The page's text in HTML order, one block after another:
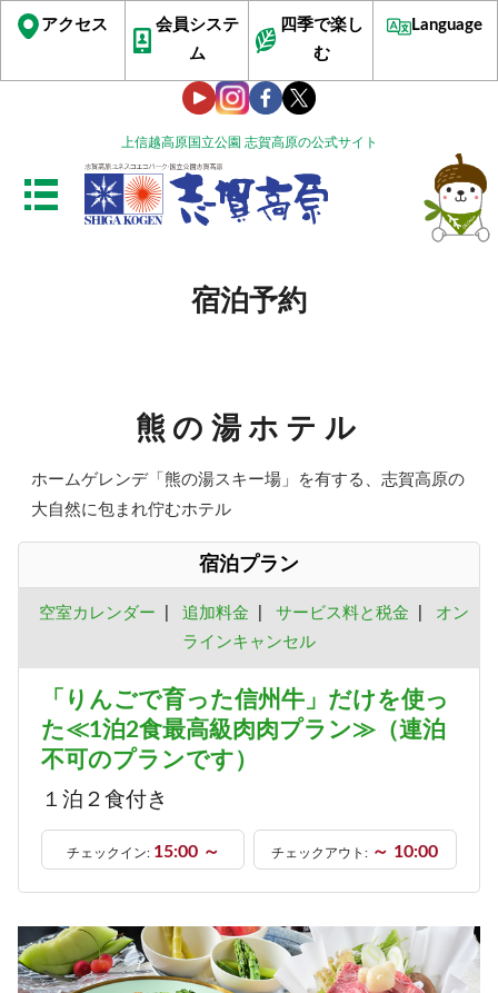
上信越高原国立公園 志賀高原の公式サイト
アクセス
会員システ
ム
四季で楽し
む
Language
宿泊予約
熊の湯ホテル
ホームゲレンデ「熊の湯スキー場」を有する、志賀高原の
大自然に包まれ佇むホテル
宿泊プラン
空室カレンダー 追加料金 サービス料と税金
オン
ラインキャンセル
「りんごで育った信州牛」だけを使っ
た≪1泊2食最高級肉肉プラン≫（連泊
不可のプランです）
１泊２食付き
チェックイン: 15:00 ～ チェックアウト: ～ 10:00